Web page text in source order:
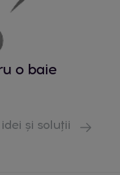
o baie
și soluții